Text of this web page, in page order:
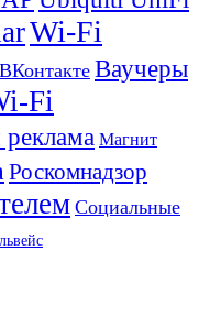
Wi-Fi
ВКонтакте Ваучеры
Fi
реклама Магнит
Роскомнадзор
Социальные